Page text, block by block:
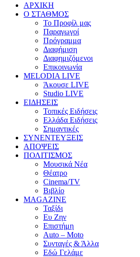
ΑΡΧΙΚΗ
Ο ΣΤΑΘΜΟΣ
Το Προφίλ μας
Παραγωγοί
Πρόγραμμα
Διαφήμιση
Διαφημιζόμενοι
Επικοινωνία
MELODIA LIVE
Άκουσε LIVE
Studio LIVE
ΕΙΔΗΣΕΙΣ
Τοπικές Ειδήσεις
Ελλάδα Ειδήσεις
Σημαντικές
ΣΥΝΕΝΤΕΥΞΕΙΣ
ΑΠΟΨΕΙΣ
ΠΟΛΙΤΙΣΜΟΣ
Μουσικά Νέα
Θέατρο
Cinema/TV
Βιβλίο
MAGAZINE
Ταξίδι
Ευ Ζην
Επιστήμη
Auto – Moto
Συνταγές & Άλλα
Εδώ Γελάμε